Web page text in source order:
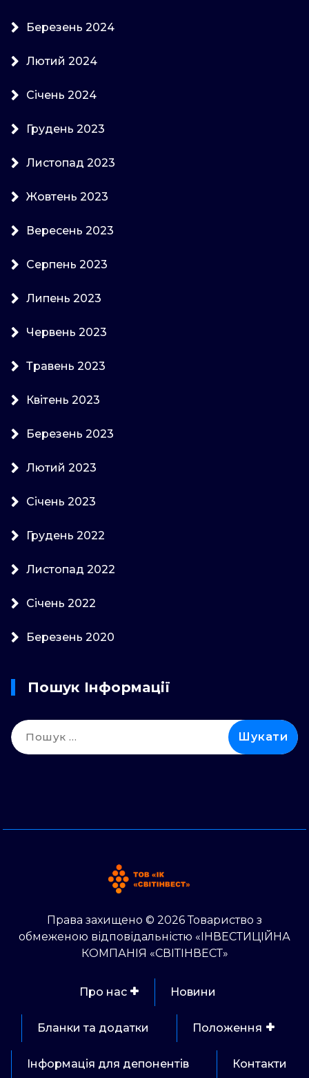
Березень 2024
Лютий 2024
Січень 2024
Грудень 2023
Листопад 2023
Жовтень 2023
Вересень 2023
Серпень 2023
Липень 2023
Червень 2023
Травень 2023
Квітень 2023
Березень 2023
Лютий 2023
Січень 2023
Грудень 2022
Листопад 2022
Січень 2022
Березень 2020
Пошук Інформації
Пошук:
Права захищено © 2026 Товариство з
обмеженою відповідальністю «ІНВЕСТИЦІЙНА
КОМПАНІЯ «СВІТІНВЕСТ»
Про нас Новини
Бланки та додатки Положення
Інформація для депонентів Контакти